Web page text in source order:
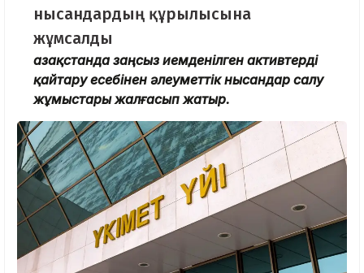
нысандардың құрылысына
жұмсалды
Қазақстанда заңсыз иемденілген активтерді
қайтару есебінен әлеуметтік нысандар салу
жұмыстары жалғасып жатыр.